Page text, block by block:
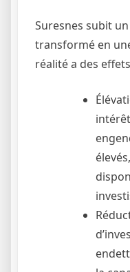
Suresnes subit
transformé en
réalité a des